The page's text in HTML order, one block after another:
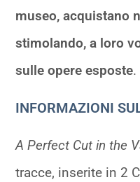
museo, acquistano
stimolando, a loro
sulle opere esposte.
INFORMAZIONI
A Perfect Cut in the
tracce, inserite in 2